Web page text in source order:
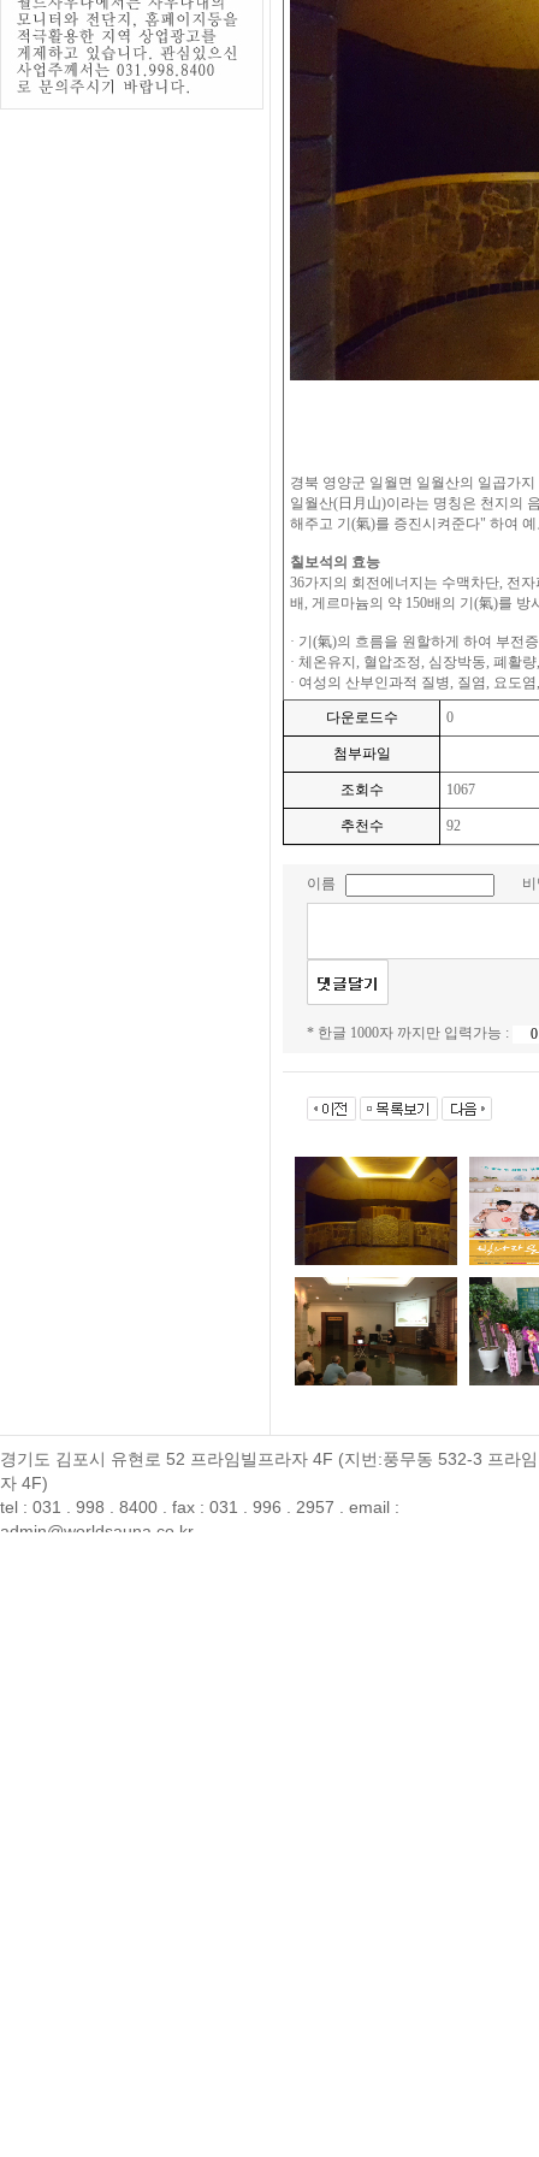
경북 영양군 일월면 일월산의 일곱가
일월산(日月山)이라는 명칭은 천지의
해주고 기(氣)를 증진시켜준다" 하여
칠보석의 효능
36가지의 회전에너지는 수맥차단, 전
배, 게르마늄의 약 150배의 기(氣)를 방
· 기(氣)의 흐름을 원할하게 하여 부전
· 체온유지, 혈압조정, 심장박동, 폐활
· 여성의 산부인과적 질병, 질염, 요도
다운로드수 0
첨부파일
조회수 1067
추천수 92
이름
* 한글 1000자 까지만 입력가능 :
경기도 김포시 유현로 52 프라임빌프라자 4F (지번:풍무동 532-3 프라
자 4F)
tel : 031 . 998 . 8400 . fax : 031 . 996 . 2957 . email :
admin@worldsauna.co.kr